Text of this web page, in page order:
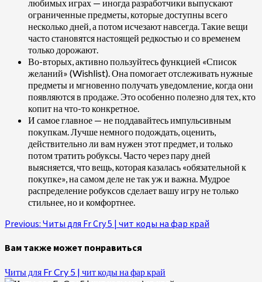
любимых играх — иногда разработчики выпускают
ограниченные предметы, которые доступны всего
несколько дней, а потом исчезают навсегда. Такие вещи
часто становятся настоящей редкостью и со временем
только дорожают.
Во-вторых, активно пользуйтесь функцией «Список
желаний» (Wishlist). Она помогает отслеживать нужные
предметы и мгновенно получать уведомление, когда они
появляются в продаже. Это особенно полезно для тех, кто
копит на что-то конкретное.
И самое главное — не поддавайтесь импульсивным
покупкам. Лучше немного подождать, оценить,
действительно ли вам нужен этот предмет, и только
потом тратить робуксы. Часто через пару дней
выясняется, что вещь, которая казалась «обязательной к
покупке», на самом деле не так уж и важна. Мудрое
распределение робуксов сделает вашу игру не только
стильнее, но и комфортнее.
Continue
Reading
Previous: Читы для Fr Cry 5 | чит коды на фар край
Вам также может понравиться
Читы для Fr Cry 5 | чит коды на фар край